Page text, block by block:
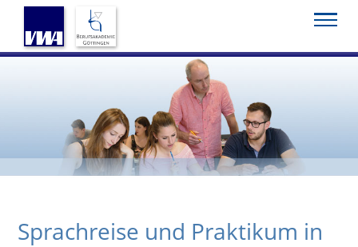
Startseite Service Cheltenham
Sprachreise und Praktikum in